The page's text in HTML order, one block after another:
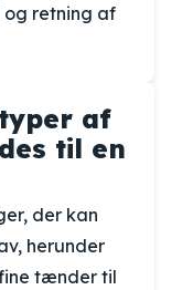
og retning af
af
til en
der kan
herunder
tænder til